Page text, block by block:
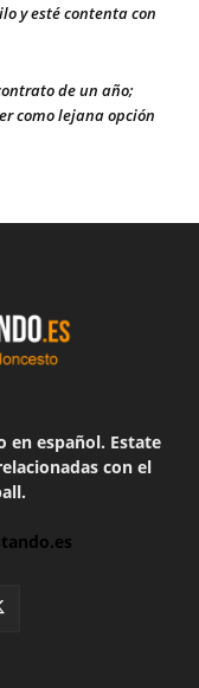
y esté contenta con
de un año;
como lejana opción
en español. Estate
con el